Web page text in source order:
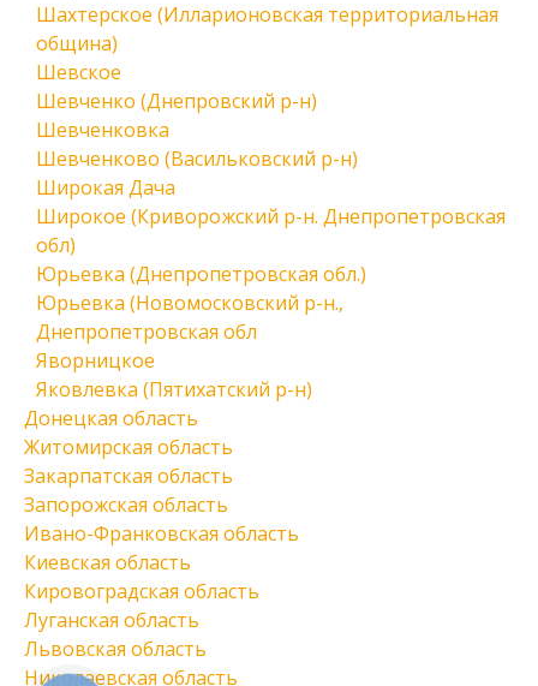
Шахтерское (Илларионовская территориальная
община)
Шевское
Шевченко (Днепровский р-н)
Шевченковка
Шевченково (Васильковский р-н)
Широкая Дача
Широкое (Криворожский р-н. Днепропетровская
обл)
Юрьевка (Днепропетровская обл.)
Юрьевка (Новомосковский р-н.,
Днепропетровская обл
Яворницкое
Яковлевка (Пятихатский р-н)
Донецкая область
Житомирская область
Закарпатская область
Запорожская область
Ивано-Франковская область
Киевская область
Кировоградская область
Луганская область
Львовская область
Николаевская область